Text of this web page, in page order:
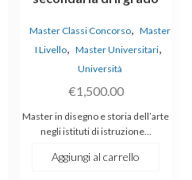
Master Classi Concorso, Master
I Livello, Master Universitari,
Università
€1,500.00
Master in disegno e storia dell’arte
negli istituti di istruzione…
Aggiungi al carrello